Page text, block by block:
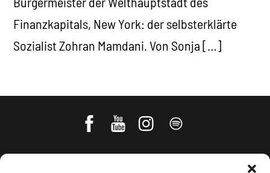
Finanzkapitals, New York: der selbsterklärte
Sozialist Zohran Mamdani. Von Sonja […]